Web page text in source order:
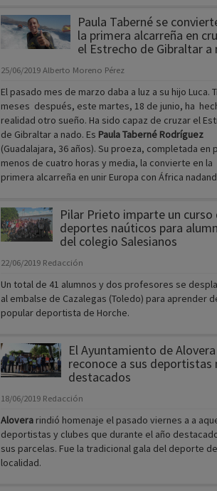
Paula Taberné se
la primera alcarreña en
el Estrecho de Gibraltar a
25/06/2019 Alberto Moreno Pérez
El pasado mes de marzo daba a luz a su hijo Luca.
meses después, este martes, 18 de junio, ha
realidad otro sueño. Ha sido capaz de cruzar el
de Gibraltar a nado. Es Paula Taberné Rodríguez
(Guadalajara, 36 años). Su proeza, completada en
menos de cuatro horas y media, la convierte en la
primera alcarreña en unir Europa con África
Pilar Prieto imparte un curso
deportes naúticos para
del colegio Salesianos
22/06/2019 Redacción
Un total de 41 alumnos y dos profesores se
al embalse de Cazalegas (Toledo) para aprender
popular deportista de Horche.
El Ayuntamiento de Alovera
reconoce a sus deportistas
destacados
18/06/2019 Redacción
Aloverarindió homenaje el pasado viernes a a
deportistas y clubes que durante el año
sus parcelas. Fue la tradicional gala del deporte
localidad.